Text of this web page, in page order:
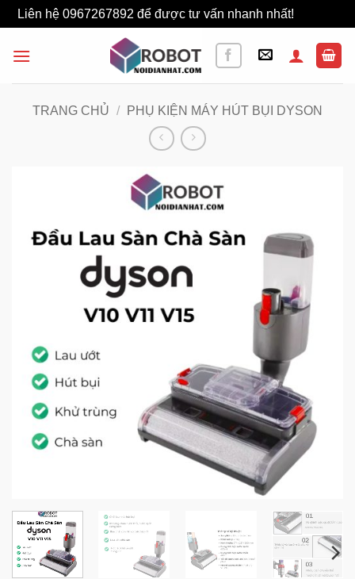
Liên hệ 0967267892 để được tư vấn nhanh nhất!
qua
TRANG CHỦ / PHỤ KIỆN MÁY HÚT BỤI DYSON